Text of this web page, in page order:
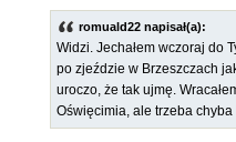
romuald22 napisał(a):
Widzi. Jechałem wczoraj do
po zjeździe w Brzeszczach
uroczo, że tak ujmę.
Oświęcimia, ale trzeba